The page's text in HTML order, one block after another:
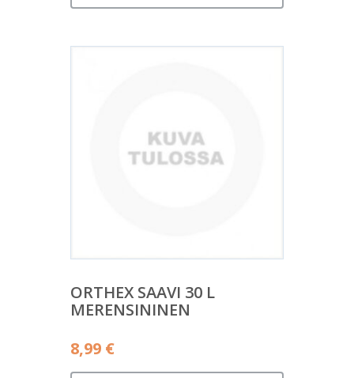
ORTHEX SAAVI 30 L
MERENSININEN
8,99 €